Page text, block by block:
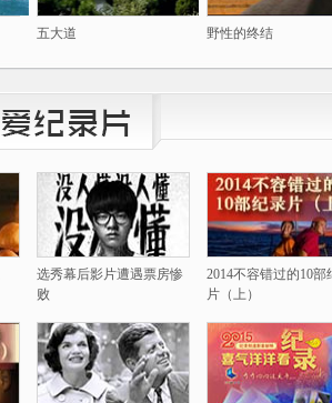
五大道 野性的终结
选秀幕后影片遭遇票房惨
败
2014不容错过的10部
片（上）